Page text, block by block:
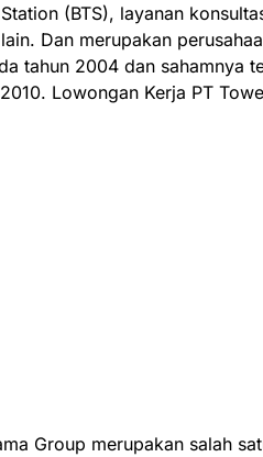
(BTS), layanan
Dan merupakan
tahun 2004 dan sahamnya
Lowongan Kerja PT
Group merupakan salah